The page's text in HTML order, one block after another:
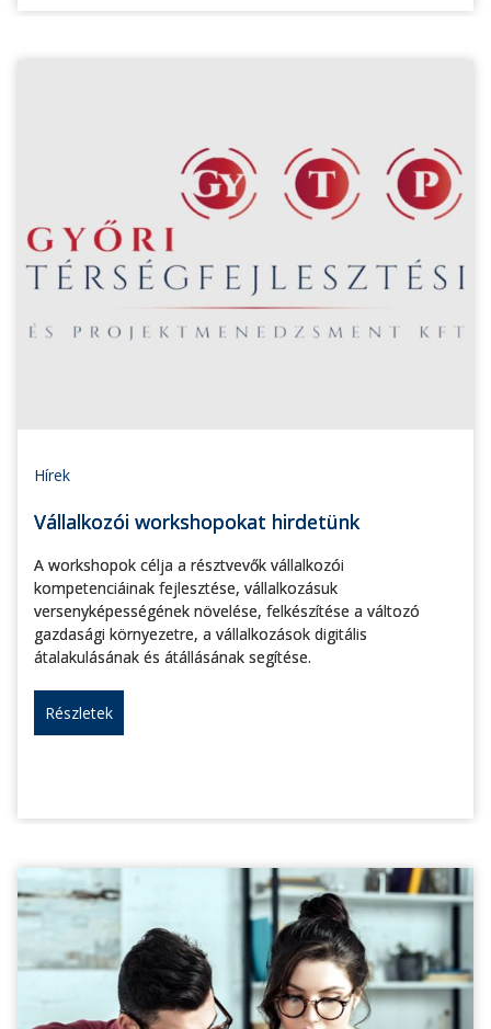
Hírek
Vállalkozói workshopokat hirdetünk
A workshopok célja a résztvevők vállalkozói
kompetenciáinak fejlesztése, vállalkozásuk
versenyképességének növelése, felkészítése a változó
gazdasági környezetre, a vállalkozások digitális
átalakulásának és átállásának segítése.
Részletek